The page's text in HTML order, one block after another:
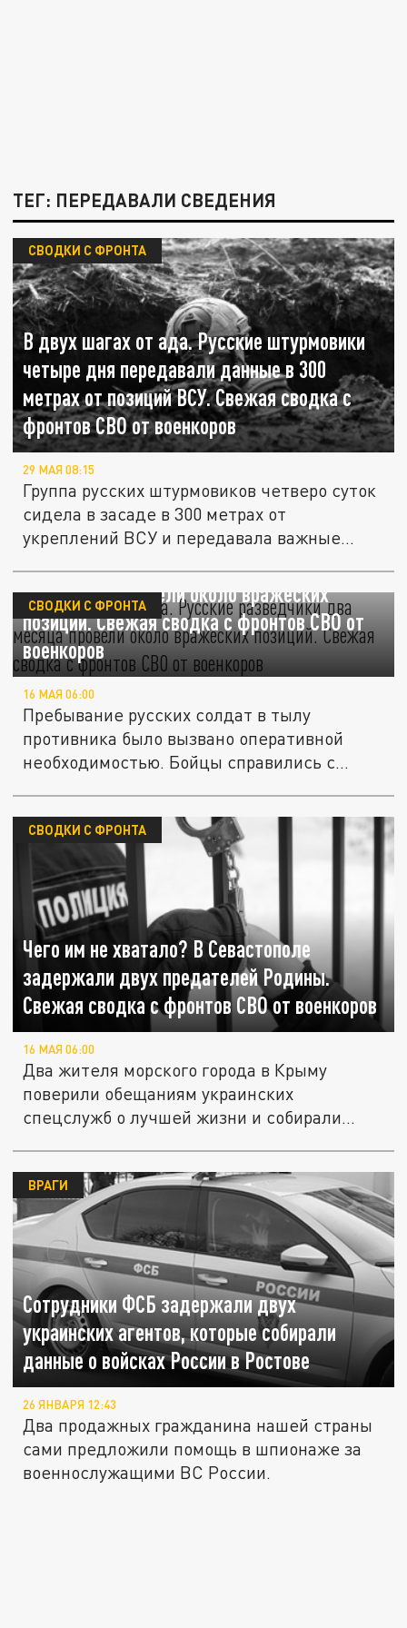
ТЕГ: ПЕРЕДАВАЛИ СВЕДЕНИЯ
В двух шагах от ада. Русские штурмовики
четыре дня передавали данные в 300
метрах от позиций ВСУ. Свежая сводка с
фронтов СВО от военкоров
СВОДКИ С ФРОНТА
29 МАЯ 08:15
Группа русских штурмовиков четверо суток
сидела в засаде в 300 метрах от
укреплений ВСУ и передавала важные...
Фронт в тылу врага. Русские разведчики
два месяца провели около вражеских
позиций. Свежая сводка с фронтов СВО от
военкоров
СВОДКИ С ФРОНТА
16 МАЯ 06:00
Пребывание русских солдат в тылу
противника было вызвано оперативной
необходимостью. Бойцы справились с
Чего им не хватало? В Севастополе
задержали двух предателей Родины.
Свежая сводка с фронтов СВО от военкоров
СВОДКИ С ФРОНТА
16 МАЯ 06:00
Два жителя морского города в Крыму
поверили обещаниям украинских
спецслужб о лучшей жизни и собирали
Сотрудники ФСБ задержали двух
украинских агентов, которые собирали
данные о войсках России в Ростове
ВРАГИ
26 ЯНВАРЯ 12:43
Два продажных гражданина нашей страны
сами предложили помощь в шпионаже за
военнослужащими ВС России.